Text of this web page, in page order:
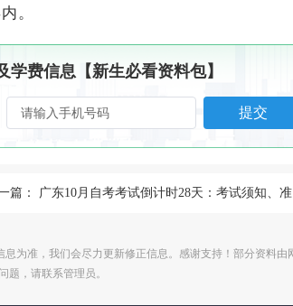
。
费信息【新生必看资料包】
提交
篇： 广东10月自考考试倒计时28天：考试须知、准考证打印及成绩查询时间
为准，我们会尽力更新修正信息。感谢支持！部分资料由
题，请联系管理员。